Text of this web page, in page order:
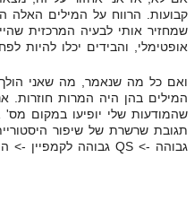
קבועות. הרווח על המילים האלה
אופטימלי, והבידים יכלו להיות
המילים בהן היה המרות חוזרות.
גבוהה -> QS גבוהה לקמפיין -> היסטוריה טובה לדומיין. – בינגו!